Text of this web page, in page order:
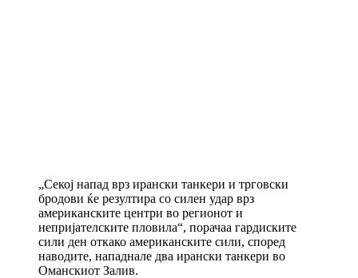
„Секој напад врз ирански танкери и трговски
бродови ќе резултира со силен удар врз
американските центри во регионот и
непријателските пловила“, порачаа гардиските
сили ден откако американските сили, според
наводите, нападнале два ирански танкери во
Оманскиот Залив.